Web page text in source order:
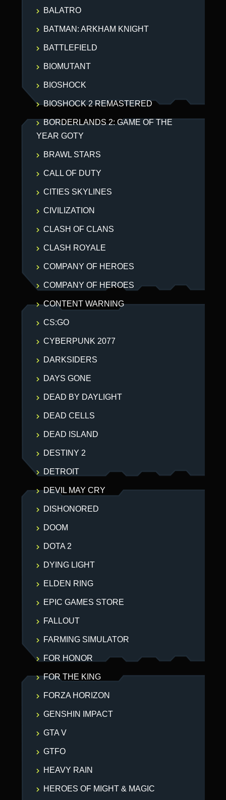
BALATRO
BATMAN: ARKHAM KNIGHT
BATTLEFIELD
BIOMUTANT
BIOSHOCK
BIOSHOCK 2 REMASTERED
BORDERLANDS 2: GAME OF THE
YEAR GOTY
BRAWL STARS
CALL OF DUTY
CITIES SKYLINES
CIVILIZATION
CLASH OF CLANS
CLASH ROYALE
COMPANY OF HEROES
COMPANY OF HEROES
CONTENT WARNING
CS:GO
CYBERPUNK 2077
DARKSIDERS
DAYS GONE
DEAD BY DAYLIGHT
DEAD CELLS
DEAD ISLAND
DESTINY 2
DETROIT
DEVIL MAY CRY
DISHONORED
DOOM
DOTA 2
DYING LIGHT
ELDEN RING
EPIC GAMES STORE
FALLOUT
FARMING SIMULATOR
FOR HONOR
FOR THE KING
FORZA HORIZON
GENSHIN IMPACT
GTA V
GTFO
HEAVY RAIN
HEROES OF MIGHT & MAGIC